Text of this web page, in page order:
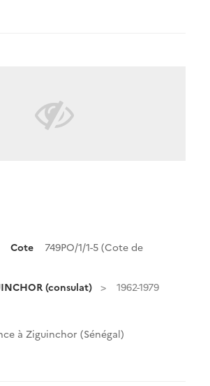
Cote
749PO/1/1-5 (Cote de
(consulat) 1962-1979
à Ziguinchor (Sénégal)